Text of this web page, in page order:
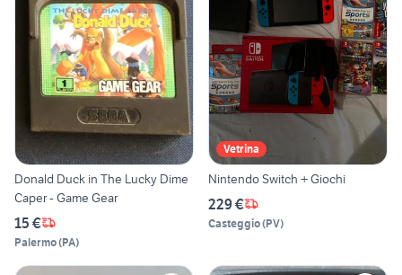
Donald Duck in The Lucky Dime
Caper - Game Gear
15 €
Palermo(PA)
Vetrina
Nintendo Switch + Giochi
229 €
Casteggio(PV)